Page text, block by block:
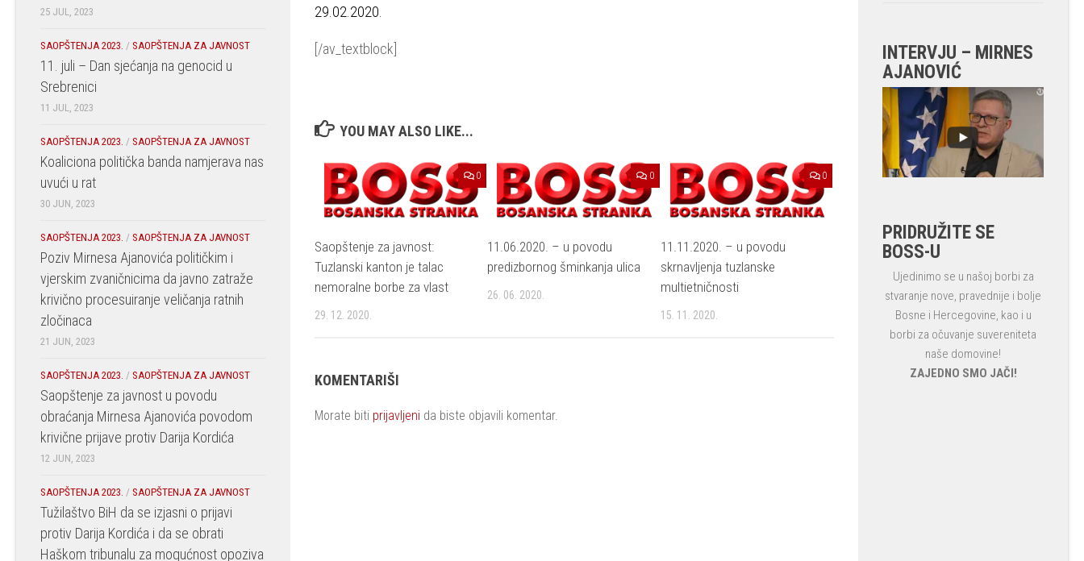
29.02.2020.
[/av_textblock]
YOU MAY ALSO LIKE...
0
Saopštenje za javnost:
Tuzlanski kanton je talac
nemoralne borbe za vlast
29. 12. 2020.
0
11.06.2020. – u povodu
predizbornog šminkanja ulica
26. 06. 2020.
0
11.11.2020. – u povodu
skrnavljenja tuzlanske
multietničnosti
15. 11. 2020.
KOMENTARIŠI
Morate biti prijavljeni da biste objavili komentar.
25 JUL, 2023
SAOPŠTENJA 2023. / SAOPŠTENJA ZA JAVNOST
11. juli – Dan sjećanja na genocid u
Srebrenici
11 JUL, 2023
SAOPŠTENJA 2023. / SAOPŠTENJA ZA JAVNOST
Koaliciona politička banda namjerava nas
uvući u rat
30 JUN, 2023
SAOPŠTENJA 2023. / SAOPŠTENJA ZA JAVNOST
Poziv Mirnesa Ajanovića političkim i
vjerskim zvaničnicima da javno zatraže
krivično procesuiranje veličanja ratnih
zločinaca
21 JUN, 2023
SAOPŠTENJA 2023. / SAOPŠTENJA ZA JAVNOST
Saopštenje za javnost u povodu
obraćanja Mirnesa Ajanovića povodom
krivične prijave protiv Darija Kordića
12 JUN, 2023
SAOPŠTENJA 2023. / SAOPŠTENJA ZA JAVNOST
Tužilaštvo BiH da se izjasni o prijavi
protiv Darija Kordića i da se obrati
Haškom tribunalu za mogućnost opoziva
INTERVJU – MIRNES
AJANOVIĆ
PRIDRUŽITE SE
BOSS-U
Ujedinimo se u našoj borbi za
stvaranje nove, pravednije i bolje
Bosne i Hercegovine, kao i u
borbi za očuvanje suvereniteta
naše domovine!
ZAJEDNO SMO JAČI!